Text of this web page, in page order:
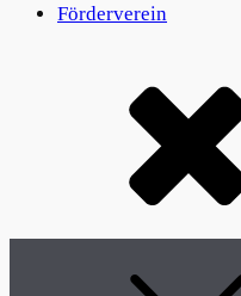
Förderverein